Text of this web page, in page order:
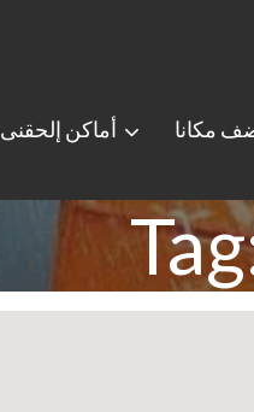
أماكن إلحقنى مكانا